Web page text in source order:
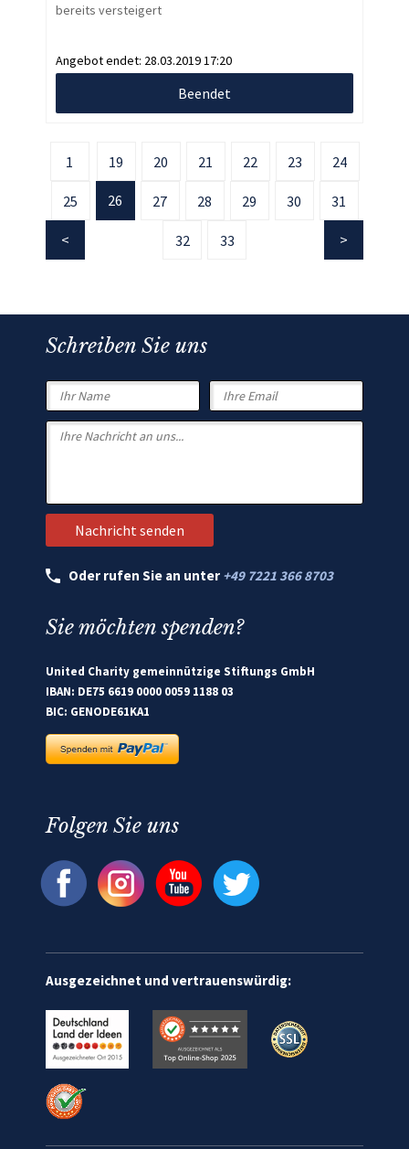
bereits versteigert
Angebot endet: 28.03.2019 17:20
Beendet
1 19 20 21 22 23 24
25 26 27 28 29 30 31
32 33
Schreiben Sie uns
Oder rufen Sie an unter +49 7221 366 8703
Sie möchten spenden?
United Charity gemeinnützige Stiftungs GmbH
IBAN: DE75 6619 0000 0059 1188 03
BIC: GENODE61KA1
Folgen Sie uns
Ausgezeichnet und vertrauenswürdig: